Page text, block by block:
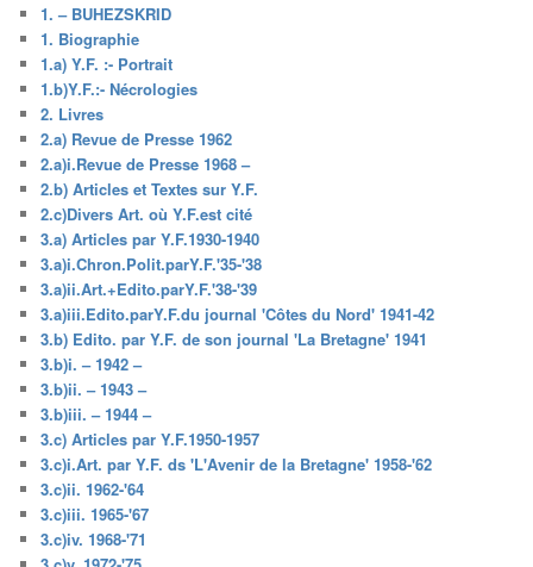
1. – BUHEZSKRID
1. Biographie
1.a) Y.F. :- Portrait
1.b)Y.F.:- Nécrologies
2. Livres
2.a) Revue de Presse 1962
2.a)i.Revue de Presse 1968 –
2.b) Articles et Textes sur Y.F.
2.c)Divers Art. où Y.F.est cité
3.a) Articles par Y.F.1930-1940
3.a)i.Chron.Polit.parY.F.'35-'38
3.a)ii.Art.+Edito.parY.F.'38-'39
3.a)iii.Edito.parY.F.du journal 'Côtes du Nord' 1941-42
3.b) Edito. par Y.F. de son journal 'La Bretagne' 1941
3.b)i. – 1942 –
3.b)ii. – 1943 –
3.b)iii. – 1944 –
3.c) Articles par Y.F.1950-1957
3.c)i.Art. par Y.F. ds 'L'Avenir de la Bretagne' 1958-'62
3.c)ii. 1962-'64
3.c)iii. 1965-'67
3.c)iv. 1968-'71